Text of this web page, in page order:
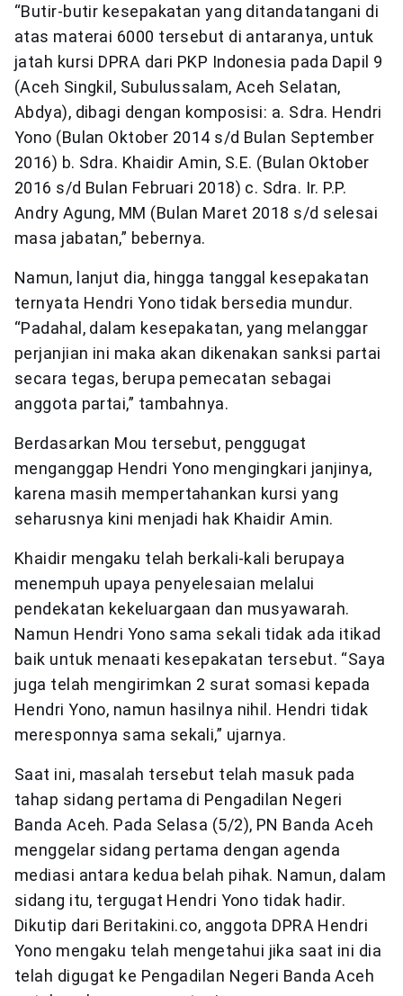
“Butir-butir kesepakatan yang ditandatangani di
atas materai 6000 tersebut di antaranya, untuk
jatah kursi DPRA dari PKP Indonesia pada Dapil 9
(Aceh Singkil, Subulussalam, Aceh Selatan,
Abdya), dibagi dengan komposisi: a. Sdra. Hendri
Yono (Bulan Oktober 2014 s/d Bulan September
2016) b. Sdra. Khaidir Amin, S.E. (Bulan Oktober
2016 s/d Bulan Februari 2018) c. Sdra. Ir. P.P.
Andry Agung, MM (Bulan Maret 2018 s/d selesai
masa jabatan,” bebernya.
Namun, lanjut dia, hingga tanggal kesepakatan
ternyata Hendri Yono tidak bersedia mundur.
“Padahal, dalam kesepakatan, yang melanggar
perjanjian ini maka akan dikenakan sanksi partai
secara tegas, berupa pemecatan sebagai
anggota partai,” tambahnya.
Berdasarkan Mou tersebut, penggugat
menganggap Hendri Yono mengingkari janjinya,
karena masih mempertahankan kursi yang
seharusnya kini menjadi hak Khaidir Amin.
Khaidir mengaku telah berkali-kali berupaya
menempuh upaya penyelesaian melalui
pendekatan kekeluargaan dan musyawarah.
Namun Hendri Yono sama sekali tidak ada itikad
baik untuk menaati kesepakatan tersebut. “Saya
juga telah mengirimkan 2 surat somasi kepada
Hendri Yono, namun hasilnya nihil. Hendri tidak
meresponnya sama sekali,” ujarnya.
Saat ini, masalah tersebut telah masuk pada
tahap sidang pertama di Pengadilan Negeri
Banda Aceh. Pada Selasa (5/2), PN Banda Aceh
menggelar sidang pertama dengan agenda
mediasi antara kedua belah pihak. Namun, dalam
sidang itu, tergugat Hendri Yono tidak hadir.
Dikutip dari Beritakini.co, anggota DPRA Hendri
Yono mengaku telah mengetahui jika saat ini dia
telah digugat ke Pengadilan Negeri Banda Aceh